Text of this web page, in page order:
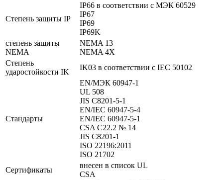
Степень защиты IP
IP66 в соответствии с МЭК 60529
IP67
IP69
IP69K
степень защиты
NEMA
NEMA 13
NEMA 4X
Степень
ударостойкости IK
IK03 в соответствии с IEC 50102
Стандарты
EN/МЭК 60947-1
UL 508
JIS C8201-5-1
EN/IEC 60947-5-4
EN/IEC 60947-5-1
CSA C22.2 № 14
JIS C8201-1
ISO 22196:2011
ISO 21702
Сертификаты
внесен в список UL
CSA